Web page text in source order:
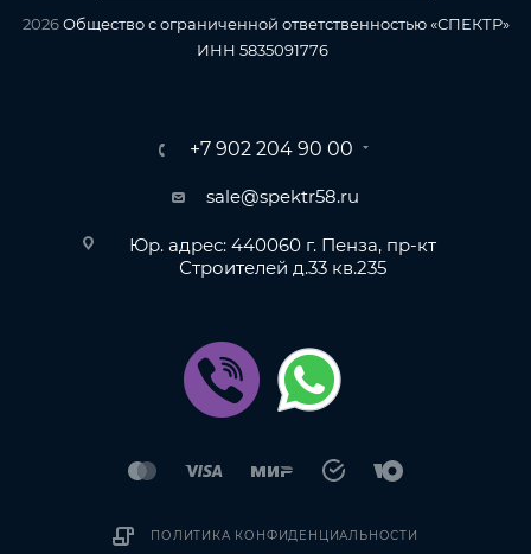
2026Общество с ограниченной ответственностью «СПЕКТР»
ИНН 5835091776
+7 902 204 90 00
sale@spektr58.ru
Юр. адрес: 440060 г. Пенза, пр-кт
Строителей д.33 кв.235
ПОЛИТИКА КОНФИДЕНЦИАЛЬНОСТИ